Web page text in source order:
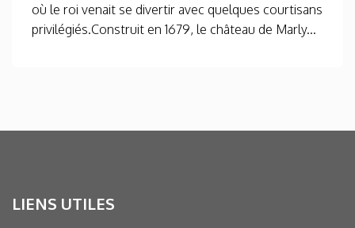
où le roi venait se divertir avec quelques courtisans
privilégiés.Construit en 1679, le château de Marly...
LIENS UTILES